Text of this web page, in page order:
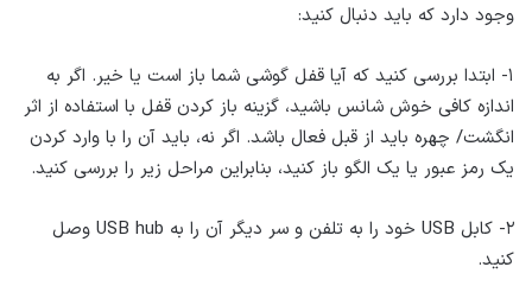
وجود دارد که باید دنبال کنید:
۱- ابتدا بررسی کنید که آیا قفل گوشی شما باز است یا خیر. اگر به
اندازه کافی خوش شانس باشید، گزینه باز کردن قفل با استفاده از اثر
انگشت/ چهره باید از قبل فعال باشد. اگر نه، باید آن را با وارد کردن
یک رمز عبور یا یک الگو باز کنید، بنابراین مراحل زیر را بررسی کنید.
۲- کابل USB خود را به تلفن و سر دیگر آن را به USB hub وصل
کنید.